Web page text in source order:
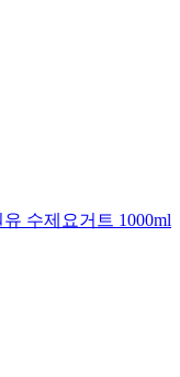
수제요거트 1000ml